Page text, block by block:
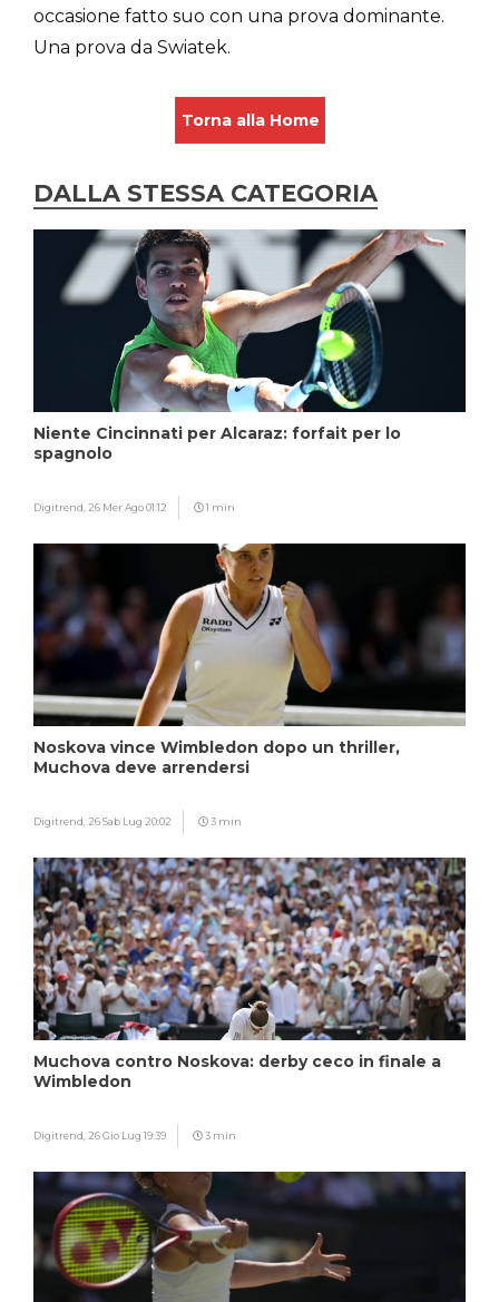
occasione fatto suo con una prova dominante.
Una prova da Swiatek.
Torna alla Home
DALLA STESSA CATEGORIA
Niente Cincinnati per Alcaraz: forfait per lo
spagnolo
Digitrend, 26 Mer Ago 01:12 1 min
Noskova vince Wimbledon dopo un thriller,
Muchova deve arrendersi
Digitrend, 26 Sab Lug 20:02 3 min
Muchova contro Noskova: derby ceco in finale a
Wimbledon
Digitrend, 26 Gio Lug 19:39 3 min